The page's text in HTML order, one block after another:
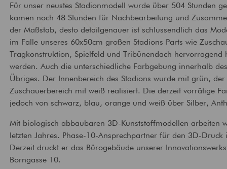
Gebäudeausrüstung
Ausstattung von Gebäuden
mit zeitgemäßer
Versorgungstechnik
Bewertung und
baulichem Brandschutz
Für unser neustes Stadionmodell wurde über 504 Stunden
kamen noch 48 Stunden für Nachbearbeitung und
der Maßstab, desto detailgenauer ist schlussendlich das
im Falle unseres 60x50cm großen Stadions Parts wie
Tragkonstruktion, Spielfeld und Tribünendach hervorragend
werden. Auch die unterschiedliche Farbgebung innerhalb
Übriges. Der Innenbereich des Stadions wurde mit grün, der
Zuschauerbereich mit weiß realisiert. Die derzeit vorrätige
jedoch von schwarz, blau, orange und weiß über Silber,
Mit biologisch abbaubaren 3D-Kunststoffmodellen arbeiten
letzten Jahres. Phase-10-Ansprechpartner für den 3D-Druck
Derzeit druckt er das Bürogebäude unserer
Borngasse 10.